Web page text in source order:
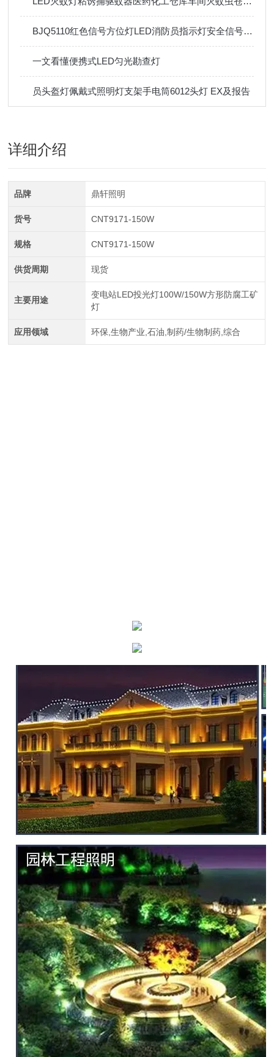
BJQ5110红色信号方位灯LED消防员指示灯安全信号灯磁吸信号灯
一文看懂便携式LED匀光勘查灯
员头盔灯佩戴式照明灯支架手电筒6012头灯 EX及报告
详细介绍
品牌 鼎轩照明
货号 CNT9171-150W
规格 CNT9171-150W
供货周期 现货
主要用途
变电站LED投光灯100W/150W方形防腐工矿
灯
应用领域 环保,生物产业,石油,制药/生物制药,综合